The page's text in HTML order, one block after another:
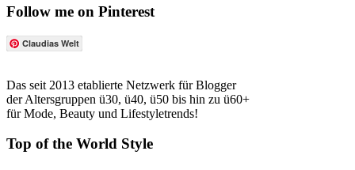
Follow me on Pinterest
Claudias Welt
Das seit 2013 etablierte Netzwerk für Blogger
der Altersgruppen ü30, ü40, ü50 bis hin zu ü60+
für Mode, Beauty und Lifestyletrends!
Top of the World Style